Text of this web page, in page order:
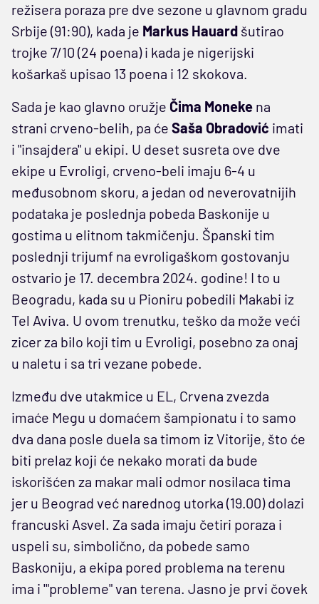
režisera poraza pre dve sezone u glavnom gradu
Srbije (91:90), kada je Markus Hauard šutirao
trojke 7/10 (24 poena) i kada je nigerijski
košarkaš upisao 13 poena i 12 skokova.
Sada je kao glavno oružje Čima Moneke na
strani crveno-belih, pa će Saša Obradović imati
i "insajdera" u ekipi. U deset susreta ove dve
ekipe u Evroligi, crveno-beli imaju 6-4 u
međusobnom skoru, a jedan od neverovatnijih
podataka je poslednja pobeda Baskonije u
gostima u elitnom takmičenju. Španski tim
poslednji trijumf na evroligaškom gostovanju
ostvario je 17. decembra 2024. godine! I to u
Beogradu, kada su u Pioniru pobedili Makabi iz
Tel Aviva. U ovom trenutku, teško da može veći
zicer za bilo koji tim u Evroligi, posebno za onaj
u naletu i sa tri vezane pobede.
Između dve utakmice u EL, Crvena zvezda
imaće Megu u domaćem šampionatu i to samo
dva dana posle duela sa timom iz Vitorije, što će
biti prelaz koji će nekako morati da bude
iskorišćen za makar mali odmor nosilaca tima
jer u Beograd već narednog utorka (19.00) dolazi
francuski Asvel. Za sada imaju četiri poraza i
uspeli su, simbolično, da pobede samo
Baskoniju, a ekipa pored problema na terenu
ima i '"probleme" van terena. Jasno je prvi čovek